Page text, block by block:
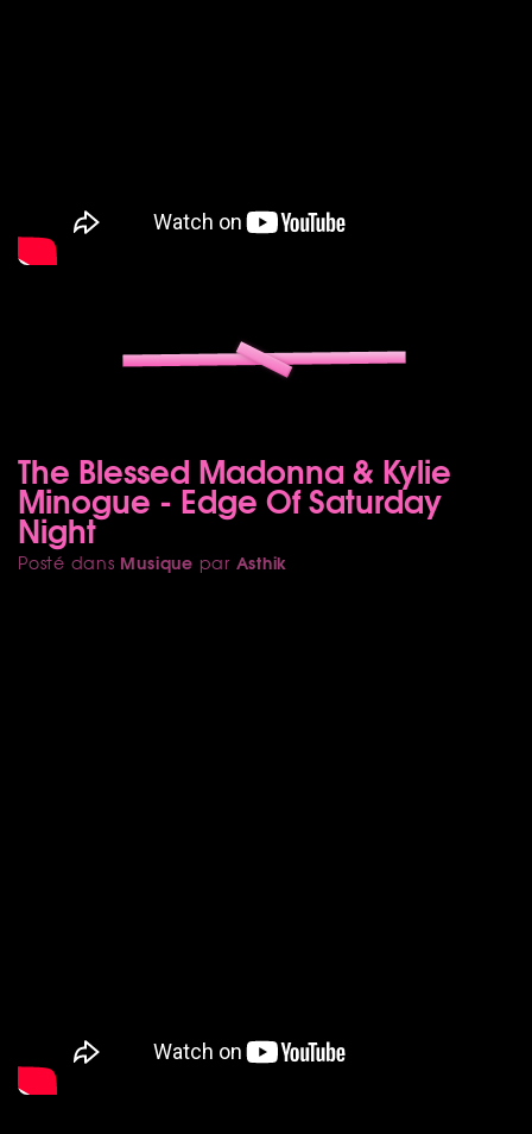
The Blessed Madonna & Kylie
Minogue - Edge Of Saturday
Night
Posté dans Musique par Asthik